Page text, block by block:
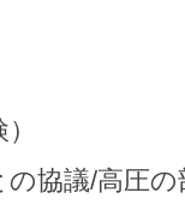
の協議/高圧の